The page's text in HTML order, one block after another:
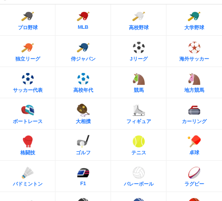
プロ野球 MLB 高校野球 大学野球
独立リーグ 侍ジャパン Jリーグ 海外サッカー
サッカー代表 高校年代 競馬 地方競馬
ボートレース 大相撲 フィギュア カーリング
格闘技 ゴルフ テニス 卓球
バドミントン F1 バレーボール ラグビー